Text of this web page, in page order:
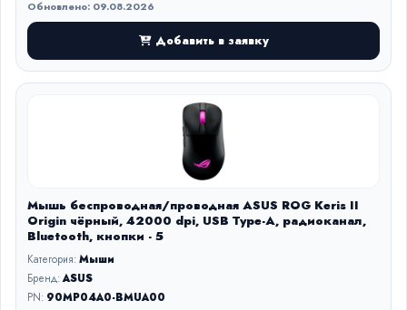
Обновлено: 09.08.2026
Добавить в заявку
Мышь беспроводная/проводная ASUS ROG Keris II
Origin чёрный, 42000 dpi, USB Type-A, радиоканал,
Bluetooth, кнопки - 5
Категория:Мыши
Бренд:ASUS
PN: 90MP04A0-BMUA00